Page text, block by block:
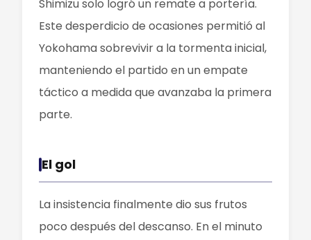
Shimizu solo logró un remate a portería.
Este desperdicio de ocasiones permitió al
Yokohama sobrevivir a la tormenta inicial,
manteniendo el partido en un empate
táctico a medida que avanzaba la primera
parte.
El gol
La insistencia finalmente dio sus frutos
poco después del descanso. En el minuto